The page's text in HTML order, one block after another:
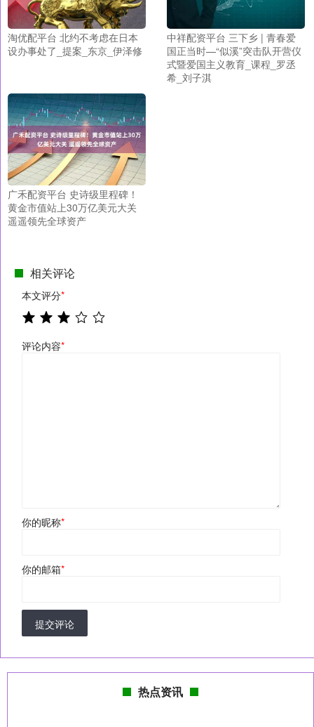
淘优配平台 北约不考虑在日本
设办事处了_提案_东京_伊泽修
中祥配资平台 三下乡 | 青春爱
国正当时—“似溪”突击队开营仪
式暨爱国主义教育_课程_罗丞
希_刘子淇
广禾配资平台 史诗级里程碑！
黄金市值站上30万亿美元大关
遥遥领先全球资产
相关评论
本文评分*
评论内容*
你的昵称*
你的邮箱*
提交评论
热点资讯